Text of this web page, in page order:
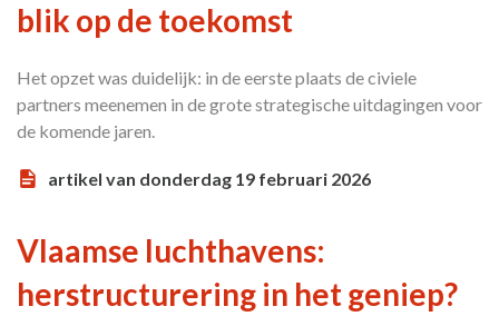
blik op de toekomst
Het opzet was duidelijk: in de eerste plaats de civiele
partners meenemen in de grote strategische uitdagingen voor
de komende jaren.
artikel van donderdag 19 februari 2026
Vlaamse luchthavens:
herstructurering in het geniep?